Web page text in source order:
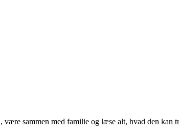
sammen med familie og læse alt, hvad den